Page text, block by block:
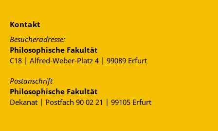
Kontakt
Besucheradresse:
Philosophische Fakultät
C18 | Alfred-Weber-Platz 4 | 99089 Erfurt
Postanschrift
Philosophische Fakultät
Dekanat | Postfach 90 02 21 | 99105 Erfurt